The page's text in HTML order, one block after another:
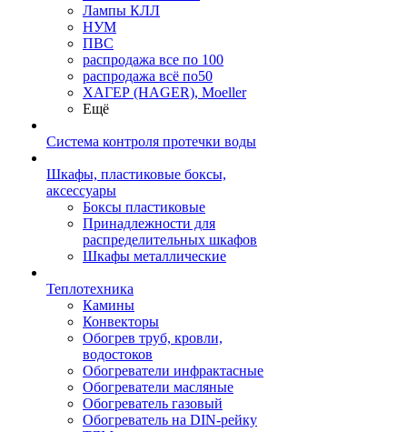
Лампы КЛЛ
НУМ
ПВС
распродажа все по 100
распродажа всё по50
ХАГЕР (HAGER), Moeller
Ещё
Система контроля протечки воды
Шкафы, пластиковые боксы,
аксессуары
Боксы пластиковые
Принадлежности для
распределительных шкафов
Шкафы металлические
Теплотехника
Камины
Конвекторы
Обогрев труб, кровли,
водостоков
Обогреватели инфрактасные
Обогреватели масляные
Обогреватель газовый
Обогреватель на DIN-рейку